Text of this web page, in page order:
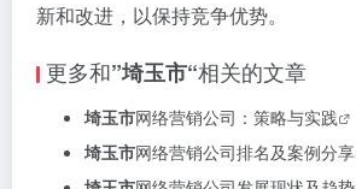
新和改进，以保持竞争优势。
更多和”埼玉市“相关的文章
埼玉市网络营销公司：策略与实践
埼玉市网络营销公司排名及案例分享